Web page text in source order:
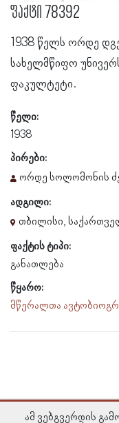
ფაქტი 78392
1938 წელს ორდე
სახელმწიფო
ფაკულტეტი.
წელი:
1938
პირები:
ორდე სოლომონის
ადგილი:
თბილისი,
ფაქტის ტიპი:
განათლება
წყარო:
მწერალთა
ამ ვებგვერდის